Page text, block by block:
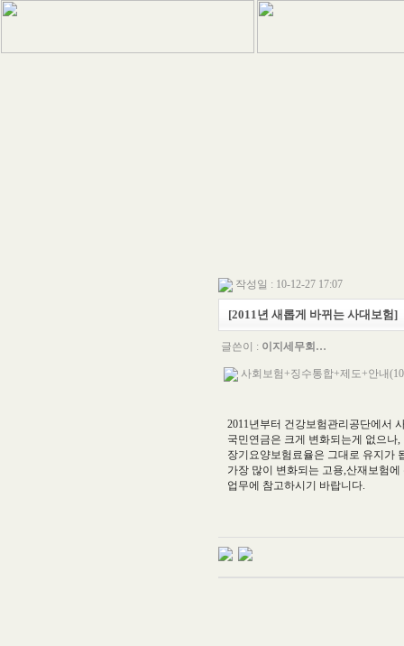
작성일 : 10-12-27 17:07
[2011년 새롭게 바뀌는 사대보험]
글쓴이 : 이지세무회…
사회보험+징수통합+제도+안내
2011년부터 건강보험관리공단에서
국민연금은 크게 변화되는게 없으나
장기요양보험료율은 그대로 유지가
가장 많이 변화되는 고용,산재보험
업무에 참고하시기 바랍니다.